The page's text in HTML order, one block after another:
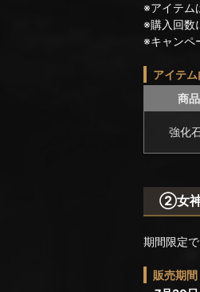
※アイテム
※購入回数
※キャンペ
アイテ
商
強化
②女神
期間限定
販売期間